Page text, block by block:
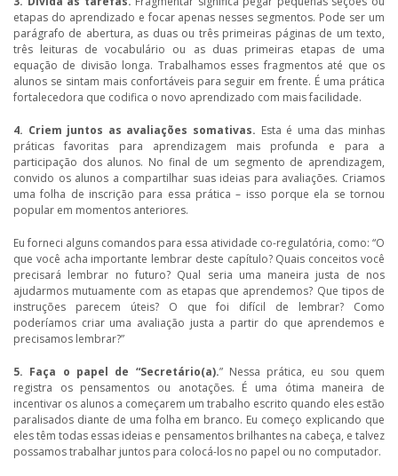
etapas do aprendizado e focar apenas nesses segmentos. Pode ser um
parágrafo de abertura, as duas ou três primeiras páginas de um texto,
três leituras de vocabulário ou as duas primeiras etapas de uma
equação de divisão longa. Trabalhamos esses fragmentos até que os
alunos se sintam mais confortáveis para seguir em frente. É uma prática
fortalecedora que codifica o novo aprendizado com mais facilidade.
4. Criem juntos as avaliações somativas. Esta é uma das minhas
práticas favoritas para aprendizagem mais profunda e para a
participação dos alunos. No final de um segmento de aprendizagem,
convido os alunos a compartilhar suas ideias para avaliações. Criamos
uma folha de inscrição para essa prática – isso porque ela se tornou
popular em momentos anteriores.
Eu forneci alguns comandos para essa atividade co-regulatória, como: “O
que você acha importante lembrar deste capítulo? Quais conceitos você
precisará lembrar no futuro? Qual seria uma maneira justa de nos
ajudarmos mutuamente com as etapas que aprendemos? Que tipos de
instruções parecem úteis? O que foi difícil de lembrar? Como
poderíamos criar uma avaliação justa a partir do que aprendemos e
precisamos lembrar?”
5. Faça o papel de “Secretário(a).” Nessa prática, eu sou quem
registra os pensamentos ou anotações. É uma ótima maneira de
incentivar os alunos a começarem um trabalho escrito quando eles estão
paralisados ​​diante de uma folha em branco. Eu começo explicando que
eles têm todas essas ideias e pensamentos brilhantes na cabeça, e talvez
possamos trabalhar juntos para colocá-los no papel ou no computador.